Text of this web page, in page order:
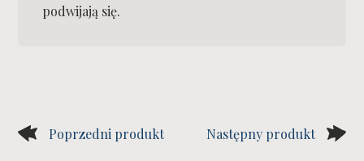
podwijają się.
Następny produkt
Poprzedni produkt